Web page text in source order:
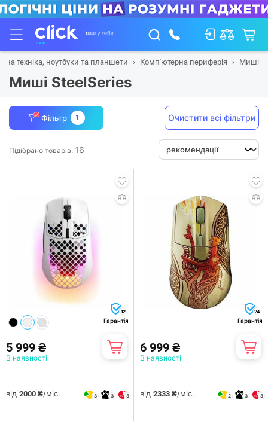
техніка, ноутбуки та планшети Комп'ютерна периферія Миші
Миші SteelSeries
Фільтр 1 Очистити всі фільтри
Підібрано товарів: 16
12
Гарантія
5 999 ₴
В наявності
від 2000 ₴/міс. 3 3 3
24
Гарантія
6 999 ₴
В наявності
від 2333 ₴/міс. 2 3 3